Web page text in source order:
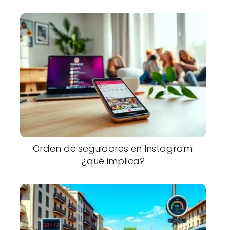
Orden de seguidores en Instagram:
¿qué implica?